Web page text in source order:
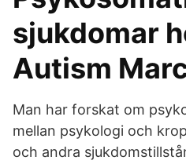
sjukdomar
Autism
Man har forskat om
mellan psykologi och
och andra